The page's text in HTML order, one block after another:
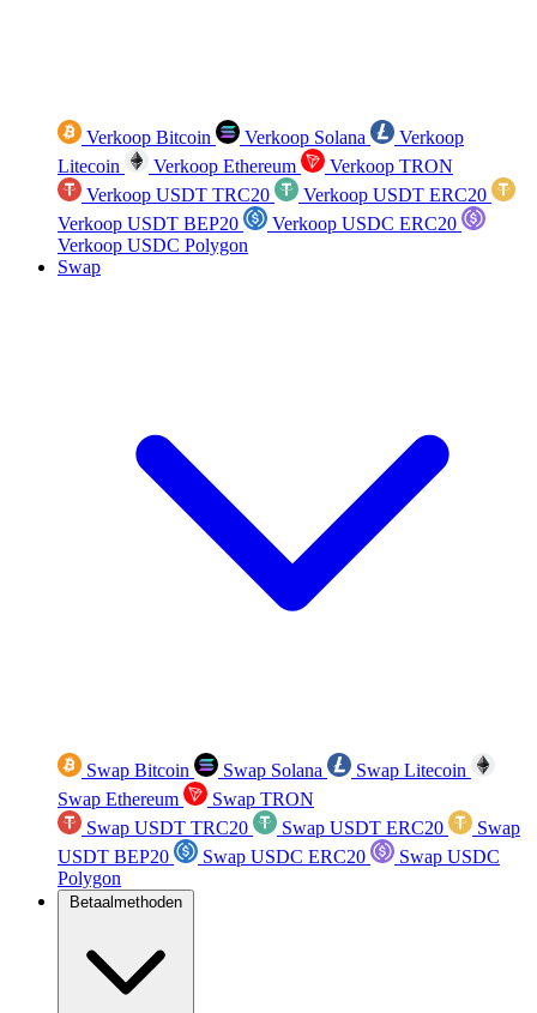
Verkoop Bitcoin Verkoop Solana
Verkoop
Litecoin
Verkoop Ethereum
Verkoop TRON
Verkoop USDT TRC20
Verkoop USDT ERC20
Verkoop USDT BEP20
Verkoop USDC ERC20
Verkoop USDC Polygon
Swap
Swap Bitcoin Swap Solana
Swap Litecoin
Swap Ethereum
Swap TRON
Swap USDT TRC20
Swap USDT ERC20
Swap
USDT BEP20
Swap USDC ERC20
Swap USDC
Polygon
Betaalmethoden